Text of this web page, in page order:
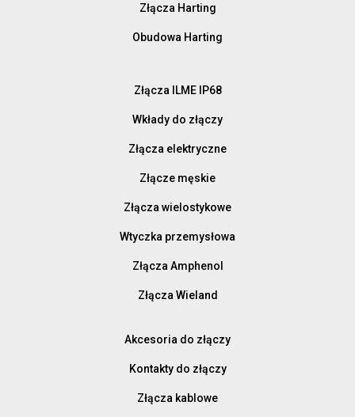
Złącza Harting
Obudowa Harting
Złącza ILME IP68
Wkłady do złączy
Złącza elektryczne
Złącze męskie
Złącza wielostykowe
Wtyczka przemysłowa
Złącza Amphenol
Złącza Wieland
Akcesoria do złączy
Kontakty do złączy
Złącza kablowe